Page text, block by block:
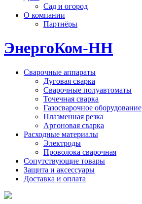
Сад и огород
О компании
Партнёры
ЭнергоКом-НН
Сварочные аппараты
Дуговая сварка
Сварочные полуавтоматы
Точечная сварка
Газосварочное оборудование
Плазменная резка
Аргоновая сварка
Расходные материалы
Электроды
Проволока сварочная
Сопутствующие товары
Защита и аксессуары
Доставка и оплата